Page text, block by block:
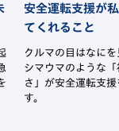
安全運転支援が
てくれること
クルマの目はなにを
シマウマのような「
さ」が安全運転支援
す。